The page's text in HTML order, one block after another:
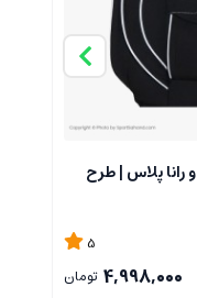
روکش صندلی پژو 206 ، 207 و رانا پلاس | طرح
5
4,998,000 تومان